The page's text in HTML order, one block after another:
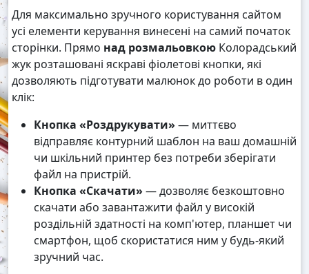
Для максимально зручного користування сайтом
усі елементи керування винесені на самий початок
сторінки. Прямо над розмальовкою Колорадський
жук розташовані яскраві фіолетові кнопки, які
дозволяють підготувати малюнок до роботи в один
клік:
Кнопка «Роздрукувати» — миттєво
відправляє контурний шаблон на ваш домашній
чи шкільний принтер без потреби зберігати
файл на пристрій.
Кнопка «Скачати» — дозволяє безкоштовно
скачати або завантажити файл у високій
роздільній здатності на комп'ютер, планшет чи
смартфон, щоб скористатися ним у будь-який
зручний час.